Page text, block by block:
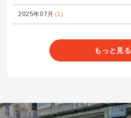
2025年07月 (1)
もっと見る